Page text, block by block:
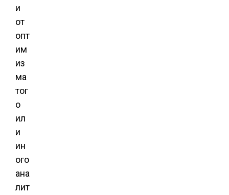
и
от
опт
им
из
ма
тог
о
ил
и
ин
ого
ана
лит